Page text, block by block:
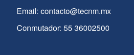
Email: contacto@tecnm.mx
Conmutador: 55 36002500